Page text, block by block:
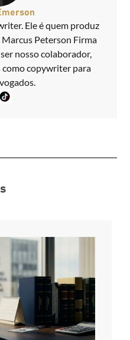
Ele é quem produz
Peterson Firma
nosso colaborador,
copywriter para